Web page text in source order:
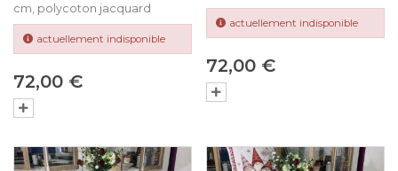
cm, polycoton jacquard
actuellement indisponible
72,00 €
actuellement indisponible
72,00 €